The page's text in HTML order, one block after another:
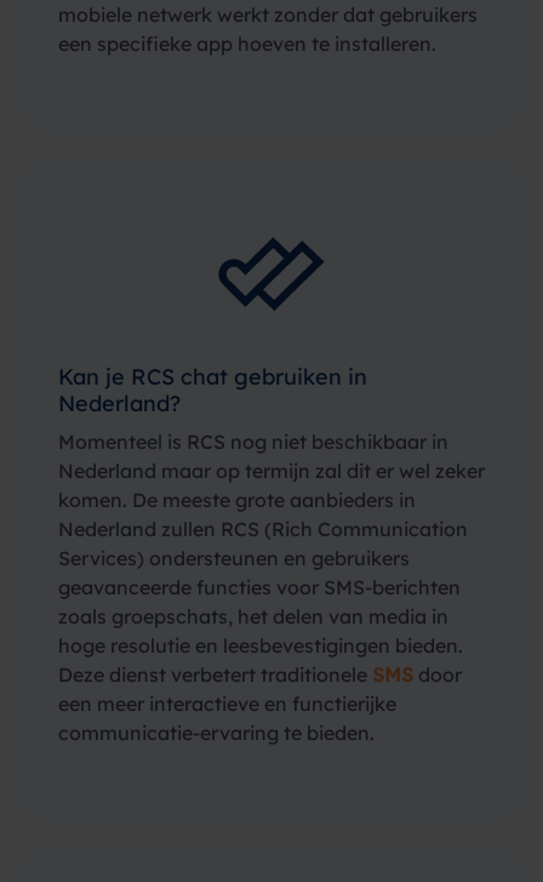
mobiele netwerk werkt zonder dat gebruikers
een specifieke app hoeven te installeren.
Kan je RCS chat gebruiken in
Nederland?
Momenteel is RCS nog niet beschikbaar in
Nederland maar op termijn zal dit er wel zeker
komen. De meeste grote aanbieders in
Nederland zullen RCS (Rich Communication
Services) ondersteunen en gebruikers
geavanceerde functies voor SMS-berichten
zoals groepschats, het delen van media in
hoge resolutie en leesbevestigingen bieden.
Deze dienst verbetert traditionele SMS door
een meer interactieve en functierijke
communicatie-ervaring te bieden.